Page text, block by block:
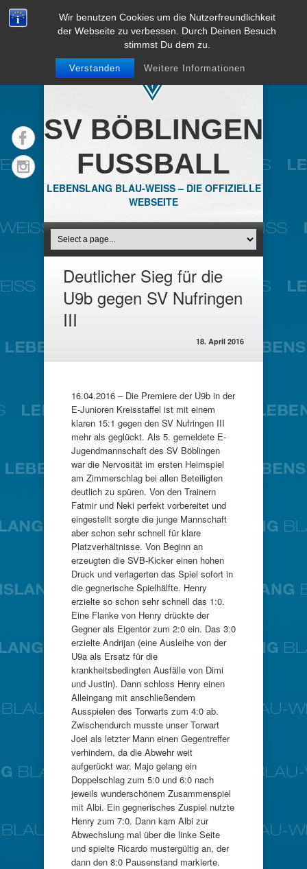
Wir benutzen Cookies um die Nutzerfreundlichkeit
der Webseite zu verbessen. Durch Deinen Besuch
stimmst Du dem zu.
Verstanden Weitere Informationen
SV BÖBLINGEN
FUSSBALL
LEBENSLANG BLAU-WEISS – DIE OFFIZIELLE
WEBSEITE
Deutlicher Sieg für die
U9b gegen SV Nufringen
III
18. April 2016
16.04.2016 – Die Premiere der U9b in der
E-Junioren Kreisstaffel ist mit einem
klaren 15:1 gegen den SV Nufringen III
mehr als geglückt. Als 5. gemeldete E-
Jugendmannschaft des SV Böblingen
war die Nervosität im ersten Heimspiel
am Zimmerschlag bei allen Beteiligten
deutlich zu spüren. Von den Trainern
Fatmir und Neki perfekt vorbereitet und
eingestellt sorgte die junge Mannschaft
aber schon sehr schnell für klare
Platzverhältnisse. Von Beginn an
erzeugten die SVB-Kicker einen hohen
Druck und verlagerten das Spiel sofort in
die gegnerische Spielhälfte. Henry
erzielte so schon sehr schnell das 1:0.
Eine Flanke von Henry drückte der
Gegner als Eigentor zum 2:0 ein. Das 3:0
erzielte Andrijan (eine Ausleihe von der
U9a als Ersatz für die
krankheitsbedingten Ausfälle von Dimi
und Justin). Dann schloss Henry einen
Alleingang mit anschließendem
Ausspielen des Torwarts zum 4:0 ab.
Zwischendurch musste unser Torwart
Joel als letzter Mann einen Gegentreffer
verhindern, da die Abwehr weit
aufgerückt war. Majo gelang ein
Doppelschlag zum 5:0 und 6:0 nach
jeweils wunderschönem Zusammenspiel
mit Albi. Ein gegnerisches Zuspiel nutzte
Henry zum 7:0. Dann kam Albi zur
Abwechslung mal über die linke Seite
und spielte Ricardo mustergültig an, der
dann den 8:0 Pausenstand markierte.